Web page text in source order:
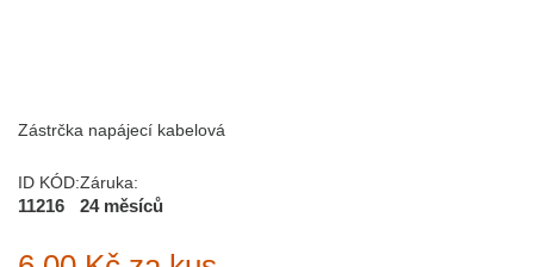
Zástrčka napájecí kabelová
ID KÓD:
11216
Záruka:
24 měsíců